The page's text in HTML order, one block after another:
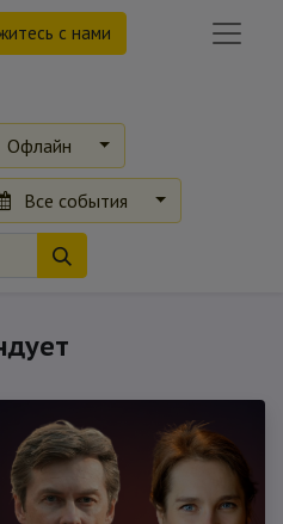
с нами
Офлайн
Все события